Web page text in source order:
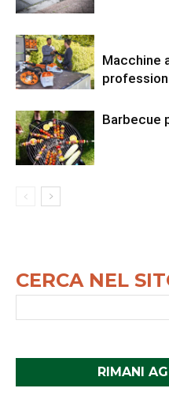
Macchine
Barbecue
CERCA NEL
RIMANI